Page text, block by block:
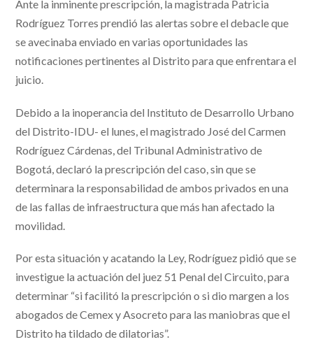
Ante la inminente prescripción, la magistrada Patricia
Rodríguez Torres prendió las alertas sobre el debacle que
se avecinaba enviado en varias oportunidades las
notificaciones pertinentes al Distrito para que enfrentara el
juicio.
Debido a la inoperancia del Instituto de Desarrollo Urbano
del Distrito-IDU- el lunes, el magistrado José del Carmen
Rodríguez Cárdenas, del Tribunal Administrativo de
Bogotá, declaró la prescripción del caso, sin que se
determinara la responsabilidad de ambos privados en una
de las fallas de infraestructura que más han afectado la
movilidad.
Por esta situación y acatando la Ley, Rodríguez pidió que se
investigue la actuación del juez 51 Penal del Circuito, para
determinar “si facilitó la prescripción o si dio margen a los
abogados de Cemex y Asocreto para las maniobras que el
Distrito ha tildado de dilatorias”.